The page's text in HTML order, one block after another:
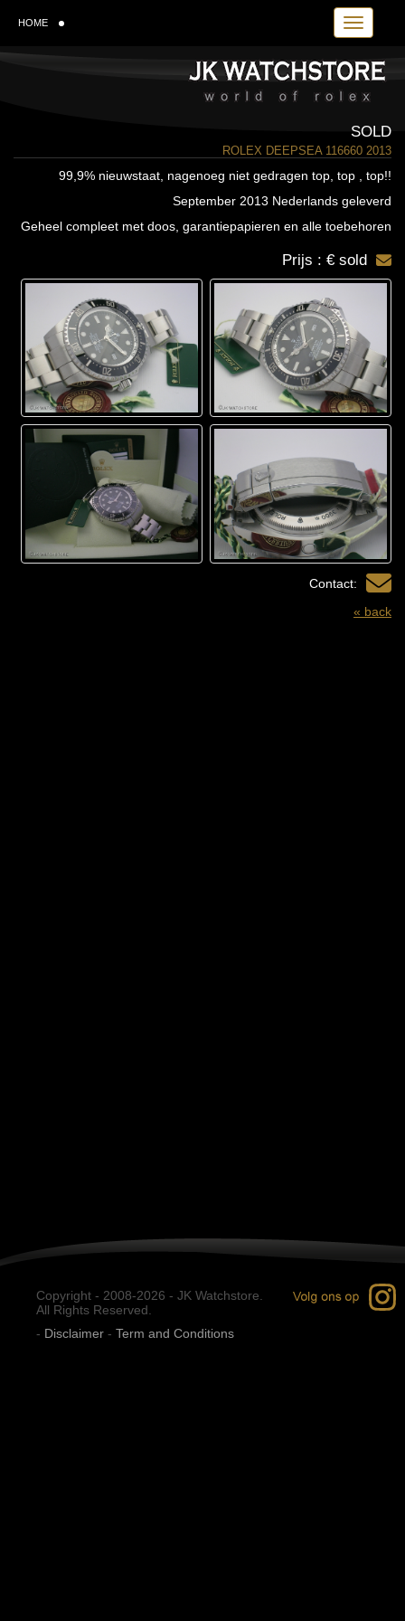
Toggle
HOME
SOLD
ROLEX DEEPSEA 116660 2013
99,9% nieuwstaat, nagenoeg niet gedragen top, top , top!!
September 2013 Nederlands geleverd
Geheel compleet met doos, garantiepapieren en alle toebehoren
Prijs : € sold
Contact:
« back
Copyright - 2008-2026 - JK Watchstore.
All Rights Reserved.
- Disclaimer - Term and Conditions